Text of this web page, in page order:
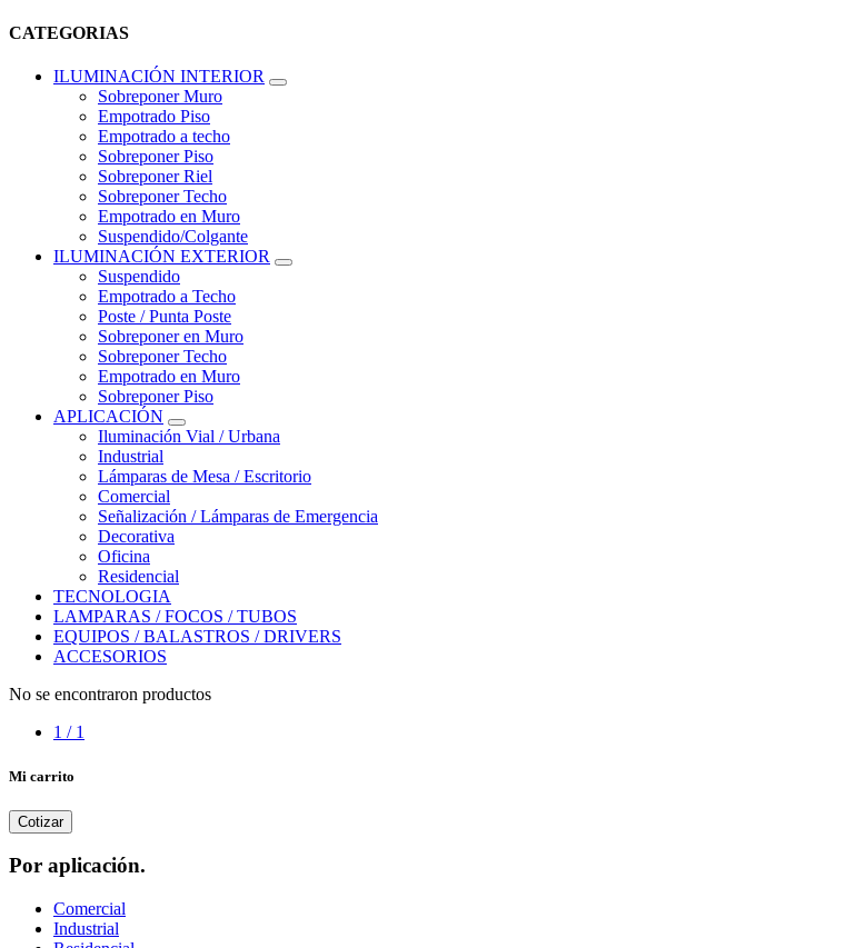
CATEGORIAS
ILUMINACIÓN INTERIOR
Sobreponer Muro
Empotrado Piso
Empotrado a techo
Sobreponer Piso
Sobreponer Riel
Sobreponer Techo
Empotrado en Muro
Suspendido/Colgante
ILUMINACIÓN EXTERIOR
Suspendido
Empotrado a Techo
Poste / Punta Poste
Sobreponer en Muro
Sobreponer Techo
Empotrado en Muro
Sobreponer Piso
APLICACIÓN
Iluminación Vial / Urbana
Industrial
Lámparas de Mesa / Escritorio
Comercial
Señalización / Lámparas de Emergencia
Decorativa
Oficina
Residencial
TECNOLOGIA
LAMPARAS / FOCOS / TUBOS
EQUIPOS / BALASTROS / DRIVERS
ACCESORIOS
No se encontraron productos
1 / 1
Mi carrito
Cotizar
Por aplicación.
Comercial
Industrial